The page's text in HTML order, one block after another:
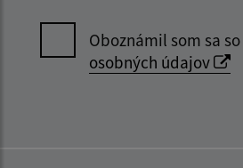
Oboznámil som sa so
osobných údajov